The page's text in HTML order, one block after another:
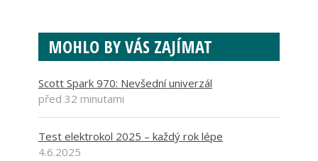
MOHLO BY VÁS ZAJÍMAT
Scott Spark 970: Nevšední univerzál
před 32 minutami
Test elektrokol 2025 – každý rok lépe
4.6.2025